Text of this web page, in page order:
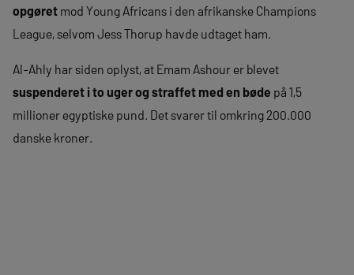
opgøret mod Young Africans i den afrikanske Champions
League, selvom Jess Thorup havde udtaget ham.
Al-Ahly har siden oplyst, at Emam Ashour er blevet
suspenderet i to uger og straffet med en bøde på 1,5
millioner egyptiske pund. Det svarer til omkring 200.000
danske kroner.